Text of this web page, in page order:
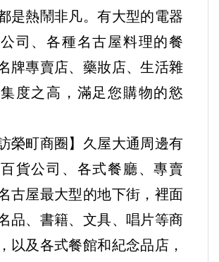
是熱鬧非凡。有大型的電器
司、各種名古屋料理的餐
牌專賣店、藥妝店、生活雜
度之高，滿足您購物的慾
榮町商圈】久屋大通周邊有
貨公司、各式餐廳、專賣
古屋最大型的地下街，裡面
品、書籍、文具、唱片等商
以及各式餐館和紀念品店，